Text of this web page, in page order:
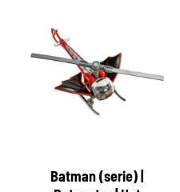
Batman (serie) |